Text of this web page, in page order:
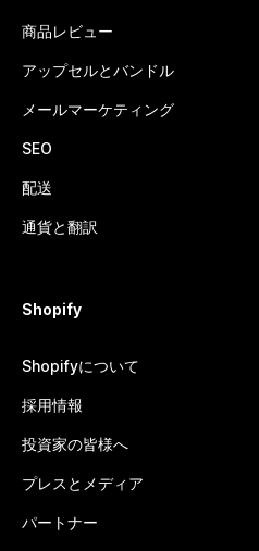
商品レビュー
アップセルとバンドル
メールマーケティング
SEO
配送
通貨と翻訳
Shopify
Shopifyについて
採用情報
投資家の皆様へ
プレスとメディア
パートナー